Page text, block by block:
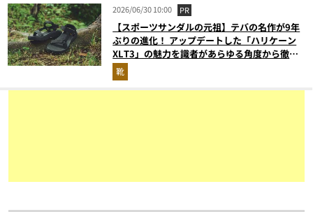
2026/06/30 10:00 PR
【スポーツサンダルの元祖】テバの名作が9年
ぶりの進化！ アップデートした「ハリケーン
XLT3」の魅力を識者があらゆる角度から徹底
解説！
靴